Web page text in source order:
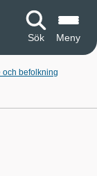
Sök Meny
och befolkning